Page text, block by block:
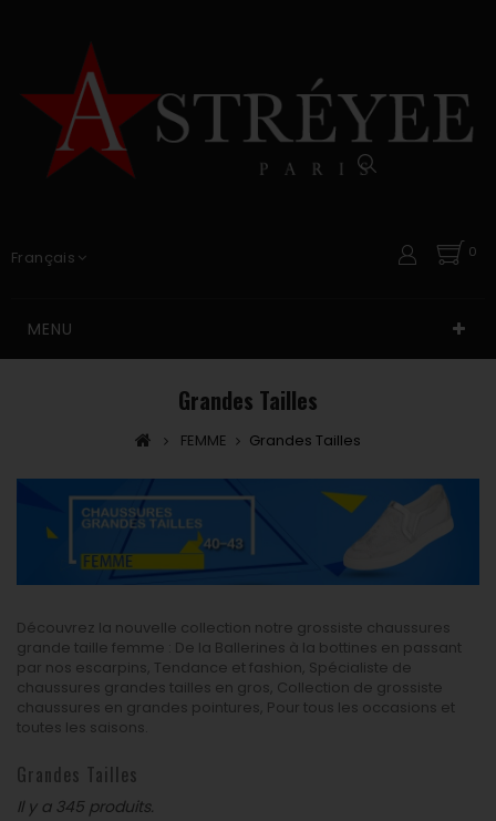
Français 0
MENU
Grandes Tailles
FEMME Grandes Tailles
Découvrez la nouvelle collection notre grossiste chaussures
grande taille femme : De la Ballerines à la bottines en passant
par nos escarpins, Tendance et fashion, Spécialiste de
chaussures grandes tailles en gros, Collection de grossiste
chaussures en grandes pointures, Pour tous les occasions et
toutes les saisons.
Grandes Tailles
Il y a 345 produits.